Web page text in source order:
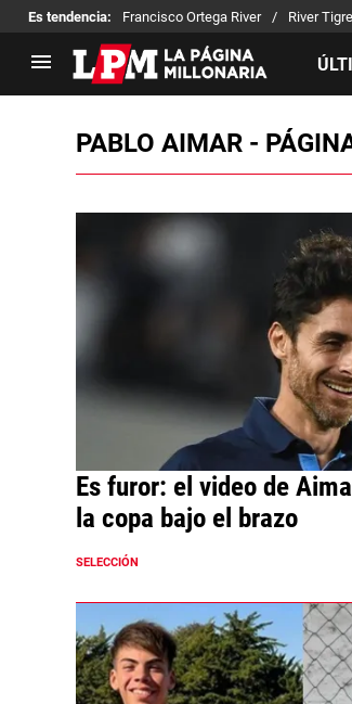
Es tendencia: Francisco Ortega River River Tigre
LIGA PROFESIONAL
Fixture
PABLO AIMAR -
Es furor: el video de
la copa bajo el brazo
SELECCIÓN